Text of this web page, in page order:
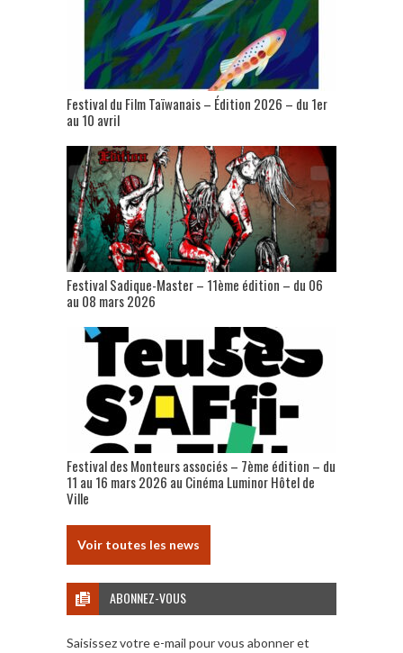
Festival du Film Taïwanais – Édition 2026 – du 1er
au 10 avril
Festival Sadique-Master – 11ème édition – du 06
au 08 mars 2026
Festival des Monteurs associés – 7ème édition – du
11 au 16 mars 2026 au Cinéma Luminor Hôtel de
Ville
Voir toutes les news
ABONNEZ-VOUS
Saisissez votre e-mail pour vous abonner et